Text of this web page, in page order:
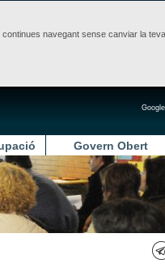
navegant sense canviar la
Govern Obert